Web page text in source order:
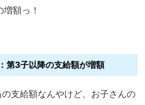
額っ！
第3子以降の支給額が増額
支給額なんやけど、お子さんの